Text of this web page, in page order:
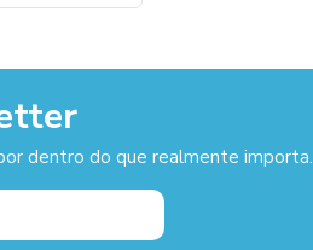
dentro do que realmente importa.